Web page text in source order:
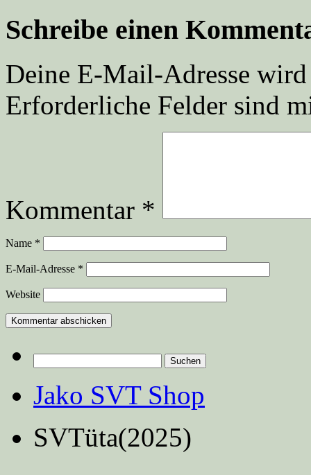
Schreibe einen
Deine E-Mail-Adresse
Erforderliche Felder sind
Kommentar *
Name *
E-Mail-Adresse *
Website
nach:
Jako SVT Shop
SVTüta(2025)